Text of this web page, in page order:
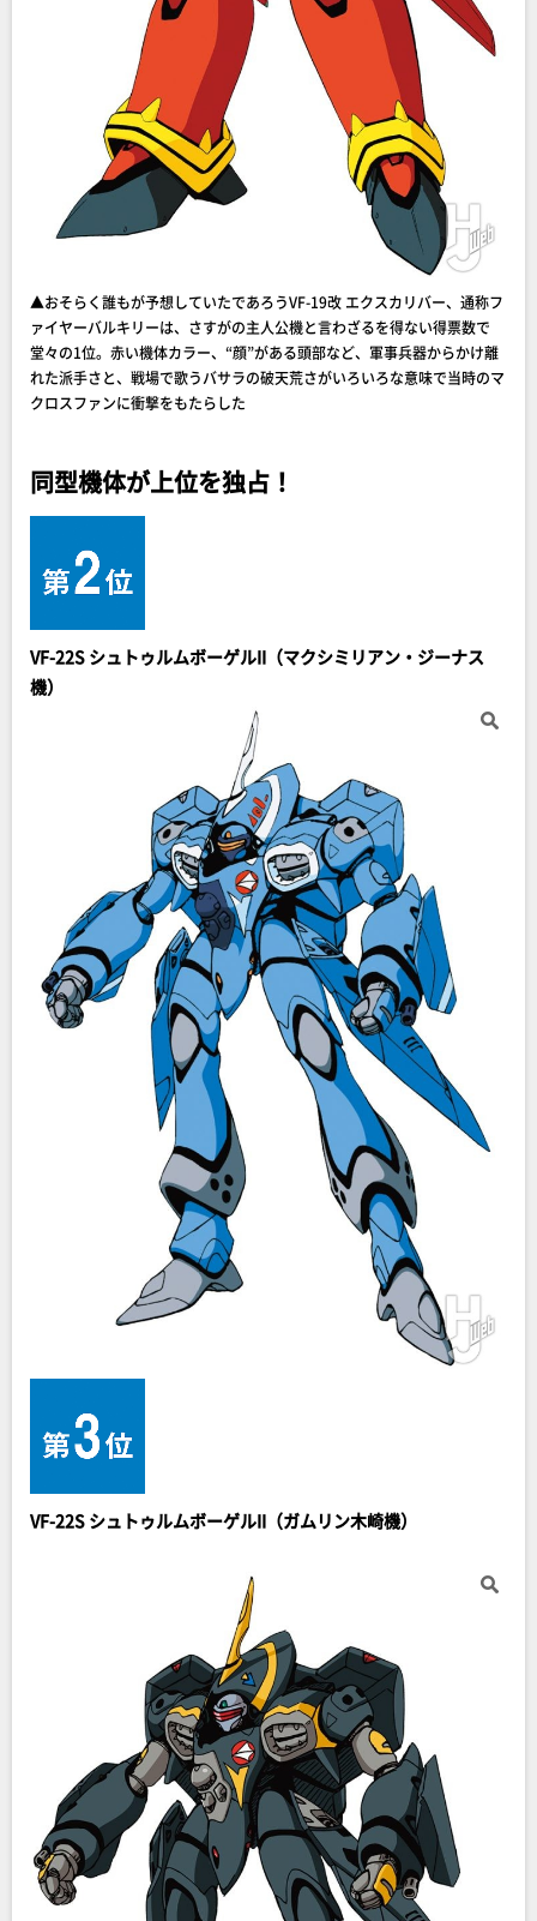
▲おそらく誰もが予想していたであろうVF-19改 エクスカリバー、通称フ
ァイヤーバルキリーは、さすがの主人公機と言わざるを得ない得票数で
堂々の1位。赤い機体カラー、“顔”がある頭部など、軍事兵器からかけ離
れた派手さと、戦場で歌うバサラの破天荒さがいろいろな意味で当時のマ
クロスファンに衝撃をもたらした
同型機体が上位を独占！
VF-22S シュトゥルムボーゲルII（マクシミリアン・ジーナス
機）
VF-22S シュトゥルムボーゲルII（ガムリン木崎機）